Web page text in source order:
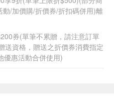
/加價購/折價券/折扣碼併用)離
券(單筆不累贈，請注意訂單
送資格，贈送之折價券消費指定
優惠活動合併使用)